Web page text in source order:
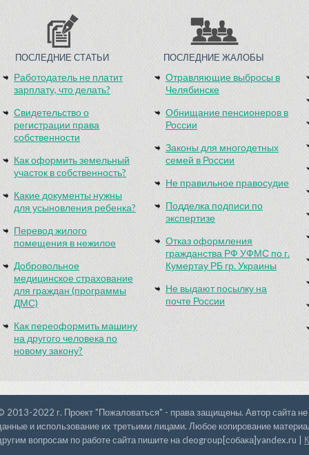
ПОСЛЕДНИЕ СТАТЬИ
Работодатель не платит
зарплату, что делать?
Свидетельство о
регистрации права
собственности
Как оформить земельный
участок в собственность?
Какие документы нужны
для усыновления ребенка?
Перевод жилого
помещения в нежилое
Добровольное
медицинское страхование
для граждан (программы
ДМС)
Как переоформить машину
на другого человека по
новому закону?
ПОСЛЕДНИЕ ЖАЛОБЫ
Отравляющие выбросы в
Челябинске
Обнищание пенсионеров в
России
Законы для многодетных
семей в России
Не правильное правосудие
Подделка подписи по
экспертизе
Отказ оформления
гражданства РФ УФМС по г.
Кумертау РБ гр. Украины
Не выдают посылку на
почте России
2013-2022 г. Проект "Пожаловаться" - права защищены. Автор сайта не
и использование их третьими лицами. Любое копирование
вопросам по работе сайта пишите на cleogroup[собака]yandex.ru |